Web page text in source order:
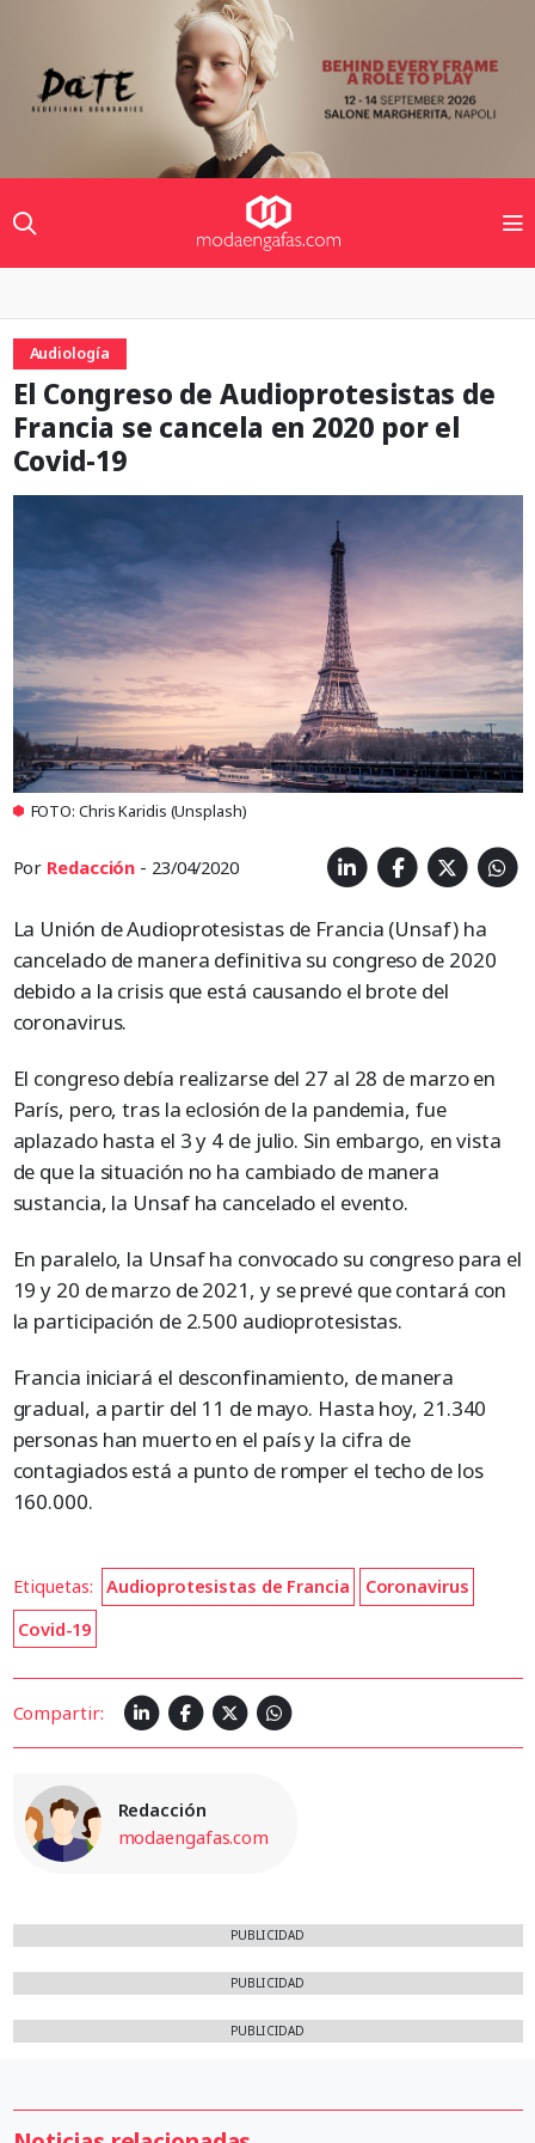
Audiología
El Congreso de Audioprotesistas de
Francia se cancela en 2020 por el
Covid-19
FOTO: Chris Karidis (Unsplash)
Por Redacción - 23/04/2020
La Unión de Audioprotesistas de Francia (Unsaf) ha
cancelado de manera definitiva su congreso de 2020
debido a la crisis que está causando el brote del
coronavirus.
El congreso debía realizarse del 27 al 28 de marzo en
París, pero, tras la eclosión de la pandemia, fue
aplazado hasta el 3 y 4 de julio. Sin embargo, en vista
de que la situación no ha cambiado de manera
sustancia, la Unsaf ha cancelado el evento.
En paralelo, la Unsaf ha convocado su congreso para el
19 y 20 de marzo de 2021, y se prevé que contará con
la participación de 2.500 audioprotesistas.
Francia iniciará el desconfinamiento, de manera
gradual, a partir del 11 de mayo. Hasta hoy, 21.340
personas han muerto en el país y la cifra de
contagiados está a punto de romper el techo de los
160.000.
Etiquetas: Audioprotesistas de Francia
Coronavirus
Covid-19
Compartir:
Redacción
modaengafas.com
PUBLICIDAD
PUBLICIDAD
PUBLICIDAD